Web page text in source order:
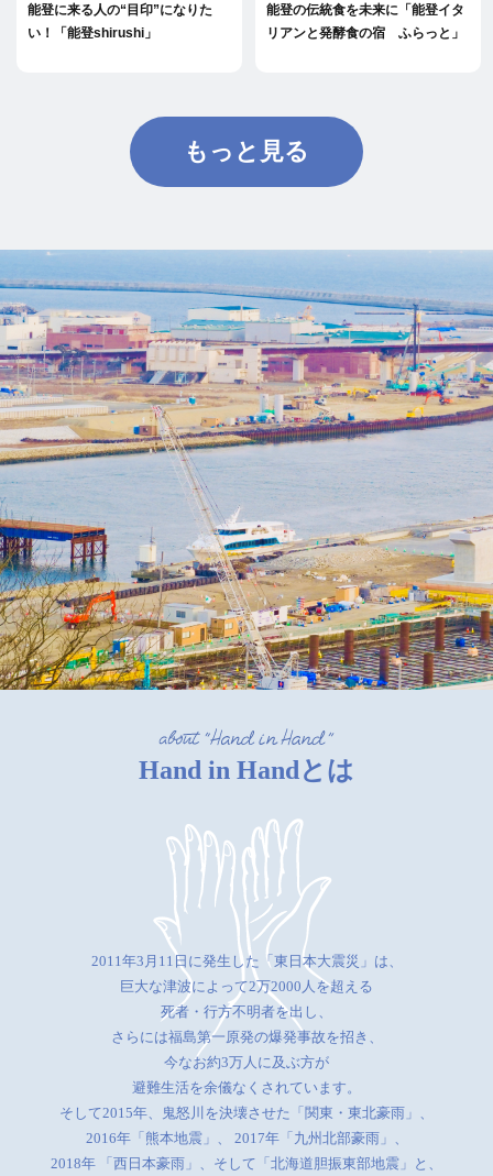
能登に来る人の“目印”になりた
い！「能登shirushi」
能登の伝統食を未来に「能登イタ
リアンと発酵食の宿 ふらっと」
もっと見る
Hand in Handとは
2011年3月11日に発生した「東日本大震災」は、
巨大な津波によって2万2000人を超える
死者・行方不明者を出し、
さらには福島第一原発の爆発事故を招き、
今なお約3万人に及ぶ方が
避難生活を余儀なくされています。
そして2015年、鬼怒川を決壊させた「関東・東北豪雨」、
2016年「熊本地震」、
2017年「九州北部豪雨」、
2018年 「西日本豪雨」、そして「北海道胆振東部地震」と、